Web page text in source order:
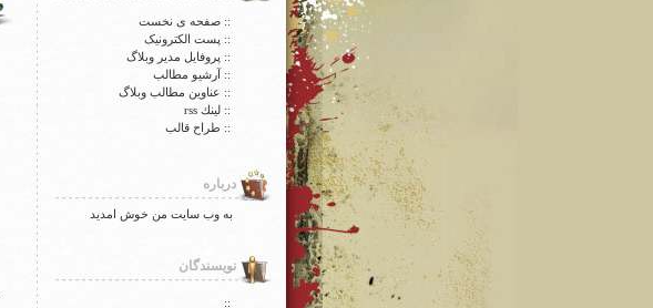
:: صفحه ی نخست
:: پست الکترونیک
:: پروفایل مدیر وبلاگ
:: آرشیو مطالب
:: عناوین مطالب وبلاگ
:: لينك rss
:: طراح قالب
درباره
به وب سایت من خوش امدید
نویسندگان
::